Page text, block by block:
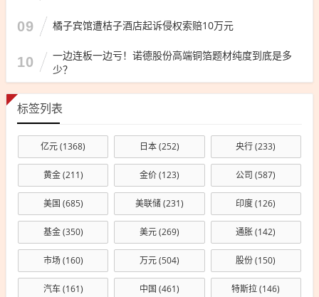
09 橘子宾馆遭桔子酒店起诉侵权索赔10万元
10
一边连板一边亏！诺德股份高端铜箔题材纯度到底是多
少？
标签列表
亿元(1368) 日本(252) 央行(233)
黄金(211) 金价(123) 公司 (587)
美国 (685) 美联储(231) 印度(126)
基金(350) 美元(269) 通胀(142)
市场(160) 万元(504) 股份(150)
汽车(161) 中国 (461) 特斯拉(146)